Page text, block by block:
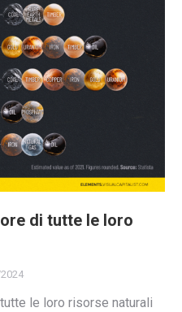
di tutte le loro
le loro risorse naturali